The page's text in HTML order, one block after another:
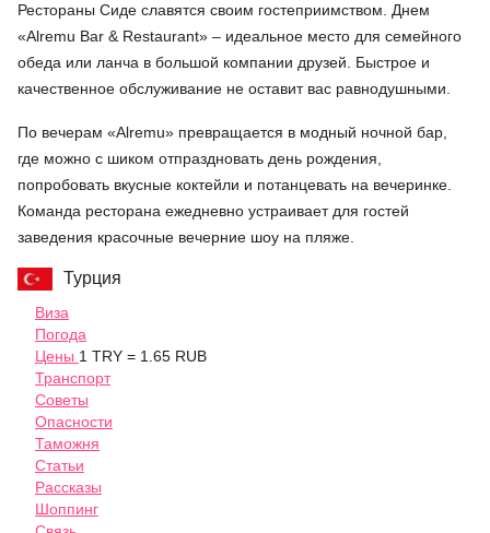
Рестораны Сиде славятся своим гостеприимством. Днем
«Alremu Bar & Restaurant» – идеальное место для семейного
обеда или ланча в большой компании друзей. Быстрое и
качественное обслуживание не оставит вас равнодушными.
По вечерам «Alremu» превращается в модный ночной бар,
где можно с шиком отпраздновать день рождения,
попробовать вкусные коктейли и потанцевать на вечеринке.
Команда ресторана ежедневно устраивает для гостей
заведения красочные вечерние шоу на пляже.
Турция
Виза
Погода
Цены 1 TRY = 1.65 RUB
Транспорт
Советы
Опасности
Таможня
Статьи
Рассказы
Шоппинг